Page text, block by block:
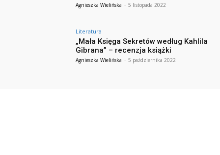
Agnieszka Wielińska - 5 listopada 2022
Literatura
„Mała Księga Sekretów według Kahlila
Gibrana” – recenzja książki
Agnieszka Wielińska - 5 października 2022